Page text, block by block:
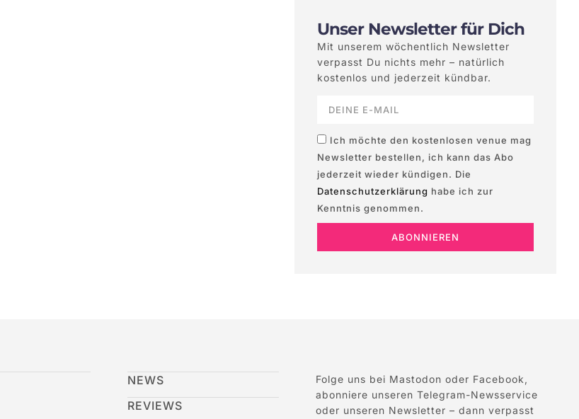
Unser Newsletter für Dich
Mit unserem wöchentlich Newsletter
verpasst Du nichts mehr – natürlich
kostenlos und jederzeit kündbar.
Ich möchte den kostenlosen venue mag
Newsletter bestellen, ich kann das Abo
jederzeit wieder kündigen. Die
Datenschutzerklärung habe ich zur
Kenntnis genommen.
ABONNIEREN
NEWS
REVIEWS
Folge uns bei Mastodon oder Facebook,
abonniere unseren Telegram-Newsservice
oder unseren Newsletter – dann verpasst